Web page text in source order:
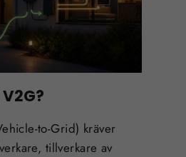
to-Grid) kräver
tillverkare av